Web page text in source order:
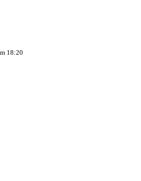
18:20